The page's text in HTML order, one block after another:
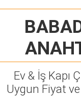
Ev & İş Kapı
Uygun Fiyat